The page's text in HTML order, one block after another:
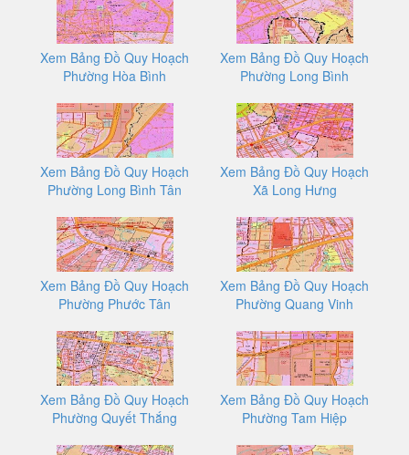
Xem Bảng Đồ Quy Hoạch
Phường Hòa Bình
Xem Bảng Đồ Quy Hoạch
Phường Long Bình
Xem Bảng Đồ Quy Hoạch
Phường Long Bình Tân
Xem Bảng Đồ Quy Hoạch
Xã Long Hưng
Xem Bảng Đồ Quy Hoạch
Phường Phước Tân
Xem Bảng Đồ Quy Hoạch
Phường Quang Vinh
Xem Bảng Đồ Quy Hoạch
Phường Quyết Thắng
Xem Bảng Đồ Quy Hoạch
Phường Tam Hiệp